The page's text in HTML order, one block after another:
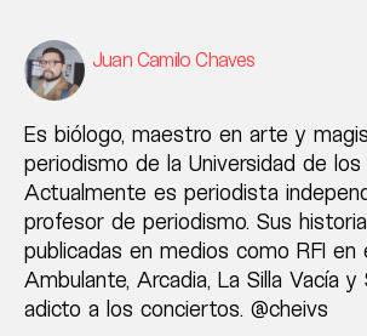
Juan Camilo Chaves
Es biólogo, maestro en arte y
periodismo de la Universidad de los
Actualmente es periodista
profesor de periodismo. Sus
publicadas en medios como RFI en
Ambulante, Arcadia, La Silla Vacía
adicto a los conciertos. @cheivs